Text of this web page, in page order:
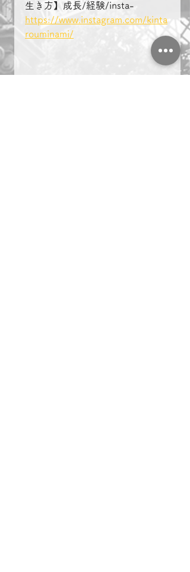
生き方】成長/経験/insta-
https://www.instagram.com/kinta
rouminami/